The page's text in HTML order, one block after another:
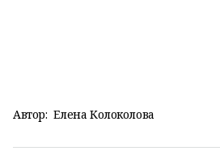
Автор: Елена Колоколова